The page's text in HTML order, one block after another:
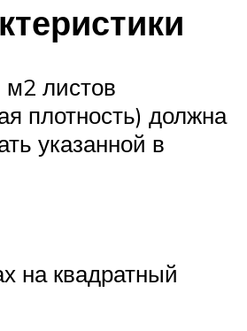
листов
плотность) должна
указанной в
на квадратный